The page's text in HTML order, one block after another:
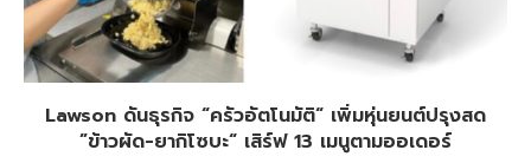
Lawson ดันธุรกิจ “ครัวอัตโนมัติ“ เพิ่มหุ่นยนต์ปรุงสด
”ข้าวผัด-ยากิโซบะ“ เสิร์ฟ 13 เมนูตามออเดอร์